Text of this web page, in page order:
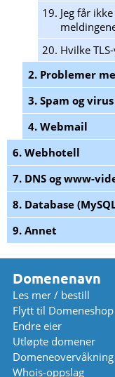
19. Jeg får
20. Hvilke
2. Problemer
3. Spam og virus
4. Webmail
6. Webhotell
7. DNS og www-
8. Database
9. Annet
Domenenavn
Les mer / bestill
Flytt til Domeneshop
Endre eier
Utløpte domener
Domeneovervåkning
Whois-oppslag